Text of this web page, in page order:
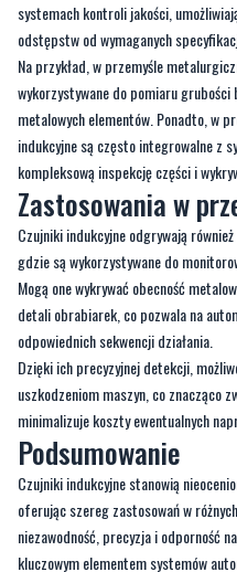
systemach kontroli jakości,
odstępstw od wymaganych
Na przykład, w przemyśle
wykorzystywane do pomiaru
metalowych elementów. Ponadto, w
indukcyjne są często integrowalne z
kompleksową inspekcję części i
Zastosowania w
Czujniki indukcyjne odgrywają
gdzie są wykorzystywane do
Mogą one wykrywać obecność
detali obrabiarek, co pozwala na
odpowiednich sekwencji działania.
Dzięki ich precyzyjnej detekcji,
uszkodzeniom maszyn, co znacząco
minimalizuje koszty ewentualnych
Podsumowanie
Czujniki indukcyjne stanowią
oferując szereg zastosowań w
niezawodność, precyzja i odporność
kluczowym elementem systemów